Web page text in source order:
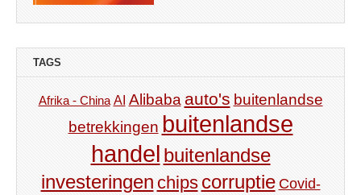
TAGS
Afrika - China AI Alibaba auto's buitenlandse
betrekkingen buitenlandse
handel buitenlandse
investeringen chips corruptie Covid-